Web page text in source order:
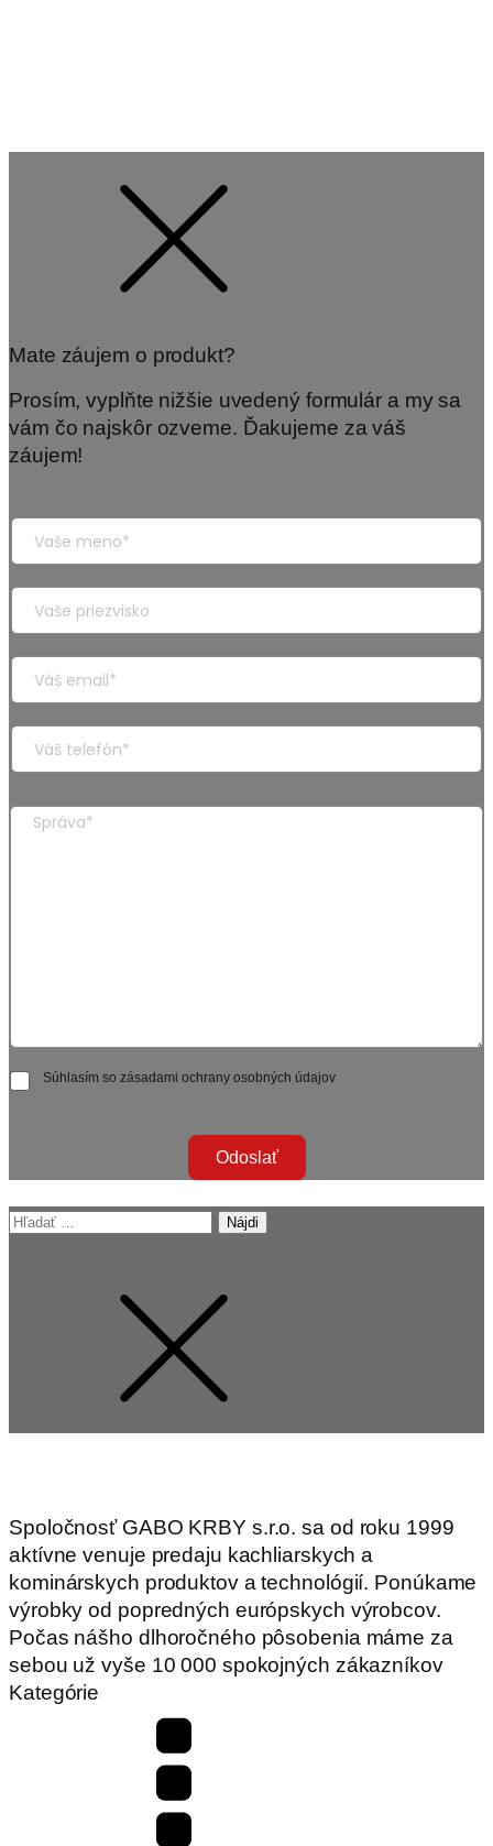
Mate záujem o produkt?
Prosím, vyplňte nižšie uvedený formulár a my sa
vám čo najskôr ozveme. Ďakujeme za váš
záujem!
Súhlasím so zásadami ochrany osobných údajov
Odoslať
Hľadať:
Spoločnosť GABO KRBY s.r.o. sa od roku 1999
aktívne venuje predaju kachliarskych a
kominárskych produktov a technológií. Ponúkame
výrobky od popredných európskych výrobcov.
Počas nášho dlhoročného pôsobenia máme za
sebou už vyše 10 000 spokojných zákazníkov
Kategórie